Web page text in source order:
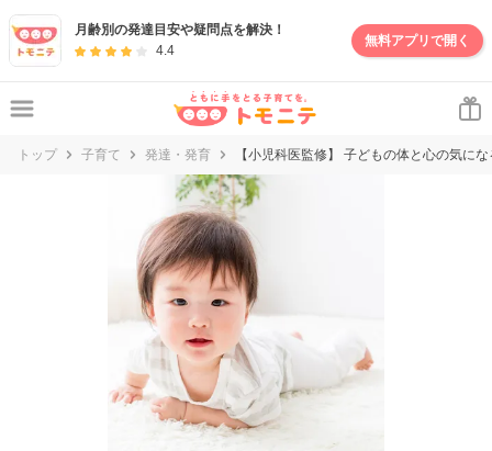
月齢別の発達目安や疑問点を解決！
4.4
無料アプリで開く
トップ 子育て 発達・発育 【小児科医監修】 子どもの体と心の気に